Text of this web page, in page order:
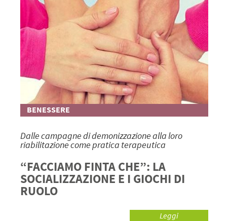
BENESSERE
Dalle campagne di demonizzazione alla loro
riabilitazione come pratica terapeutica
“FACCIAMO FINTA CHE”: LA
SOCIALIZZAZIONE E I GIOCHI DI
RUOLO
Leggi